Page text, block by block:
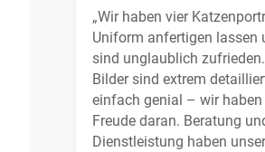
„Wir haben vier
Uniform anfertigen lassen
sind unglaublich
Bilder sind extrem
einfach genial – wir
Freude daran. Beratung
Dienstleistung haben